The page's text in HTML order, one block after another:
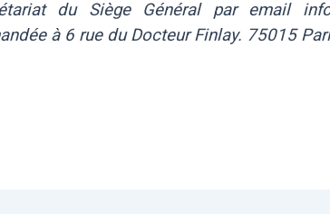
du Siège Général par email
à 6 rue du Docteur Finlay. 75015